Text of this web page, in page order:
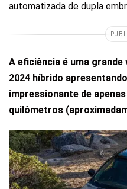
automatizada de dupla
A eficiência é uma
2024 híbrido
impressionante de
quilômetros